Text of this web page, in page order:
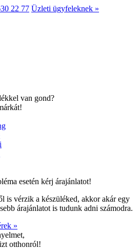
22 77 Üzleti ügyfeleknek »
van gond?
esetén kérj árajánlatot!
is vérzik a készüléked, akkor akár egy
árajánlatot is tudunk adni számodra.
»
otthonról!